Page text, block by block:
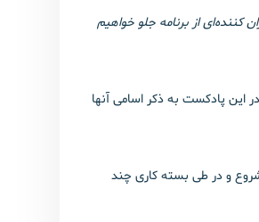
کننده‌ای از برنامه جلو خواهیم
روش هست 5 روش دیگر هم پیشنهاد می‌کند که من در این پادکست به ذکر اسامی آنها
و در طی بسته کاری چند